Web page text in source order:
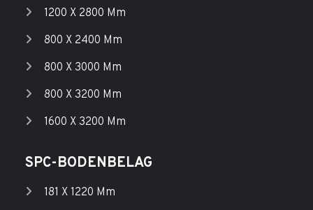
1200 X 2800 Mm
800 X 2400 Mm
800 X 3000 Mm
800 X 3200 Mm
1600 X 3200 Mm
SPC-BODENBELAG
181 X 1220 Mm